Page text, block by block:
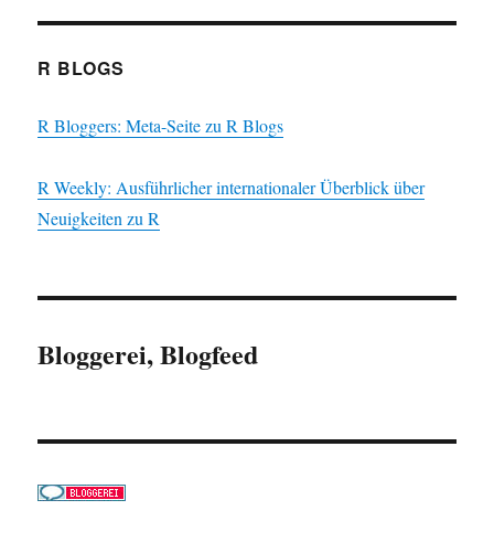
R BLOGS
R Bloggers: Meta-Seite zu R Blogs
R Weekly: Ausführlicher internationaler Überblick über
Neuigkeiten zu R
Bloggerei, Blogfeed